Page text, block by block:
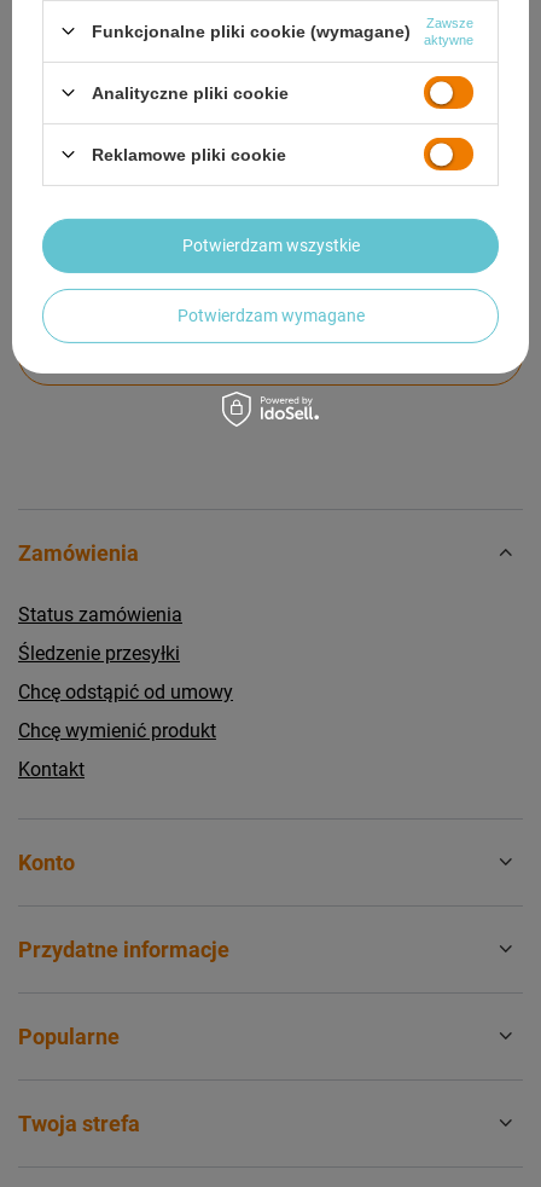
Potrzebujesz pomocy? Masz pytania?
Zadaj pytanie a my odpowiemy niezwłocznie,
najciekawsze pytania i odpowiedzi publikując
Zadaj pytanie
Zamówienia
Status zamówienia
Śledzenie przesyłki
Chcę odstąpić od umowy
Chcę wymienić produkt
Kontakt
Konto
Przydatne informacje
Popularne
Twoja strefa
Funkcjonalne pliki cookie (wymagane)
Zawsze
aktywne
Analityczne pliki cookie
Reklamowe pliki cookie
Potwierdzam wymagane
Potwierdzam wszystkie